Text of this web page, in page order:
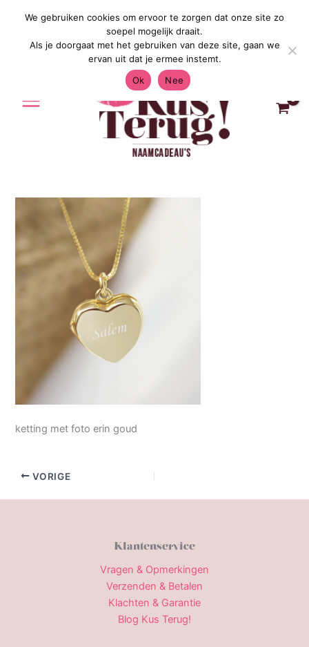
Gratis Verzending in Nederland &
ketting met foto erin goud
VORIGE
Klantenservice
Vragen & Opmerkingen
Verzenden & Betalen
Klachten & Garantie
Blog Kus Terug!
We gebruiken cookies om ervoor te zorgen dat onze site zo
soepel mogelijk draait.
Als je doorgaat met het gebruiken van deze site, gaan we
ervan uit dat je ermee instemt.
Ok
Nee